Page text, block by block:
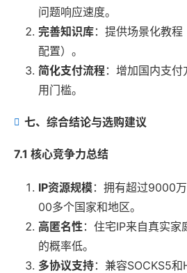
问题响应速度。
完善知识库：提供场景化教
配置）。
简化支付流程：增加国内支
用门槛。
七、综合结论与选购建议
7.1 核心竞争力总结
IP资源规模：拥有超过9000
00多个国家和地区。
高匿名性 ：住宅IP来自真实
的概率低。
多协议支持：兼容SOCKS5